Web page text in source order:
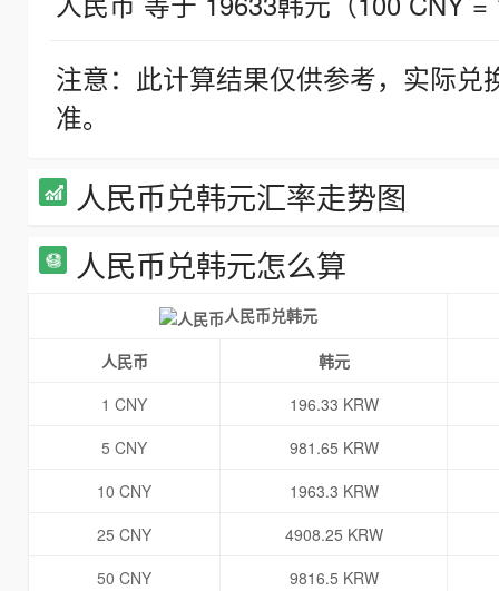
注意：此计算结果仅供参考，实际
准。
人民币兑韩元汇率走势图
人民币兑韩元怎么算
人民币兑韩元
人民币
韩元
1 CNY
196.33 KRW
5 CNY
981.65 KRW
10 CNY
1963.3 KRW
25 CNY
4908.25 KRW
50 CNY
9816.5 KRW